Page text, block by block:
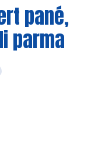
pané,
parma